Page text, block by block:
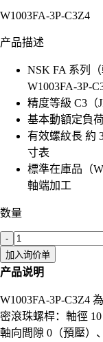
W1003FA-3P-C3Z4
产品描述
NSK FA 系列
W1003FA-3P-
精度等級 C3（
基本動額定負
有效螺紋長 約
寸表
標準在庫品（
軸端加工
数量
-
加入询价单
产品说明
W1003FA-3P-C3Z4
密滾珠螺桿：軸徑 10
軸向間隙 0（預壓）